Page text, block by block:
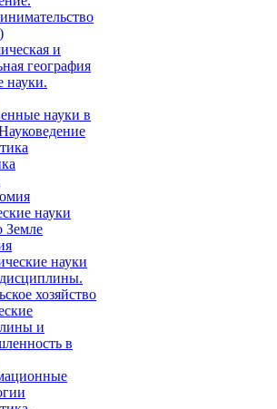
и
география
науки.
науки в
науки
Земле
науки
хозяйство
и
в